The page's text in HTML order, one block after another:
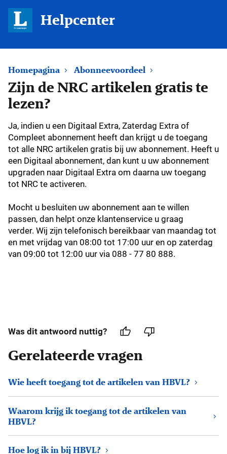
Helpcenter
Homepagina Abonneevoordeel
Zijn de NRC artikelen gratis te
lezen?
Ja, indien u een Digitaal Extra, Zaterdag Extra of
Compleet abonnement heeft dan krijgt u de toegang
tot alle NRC artikelen gratis bij uw abonnement. Heeft u
een Digitaal abonnement, dan kunt u uw abonnement
upgraden naar Digitaal Extra om daarna uw toegang
tot NRC te activeren.
Mocht u besluiten uw abonnement aan te willen
passen, dan helpt onze klantenservice u graag
verder. Wij zijn telefonisch bereikbaar van maandag tot
en met vrijdag van 08:00 tot 17:00 uur en op zaterdag
van 09:00 tot 12:00 uur via 088 - 77 80 888.
Was dit antwoord nuttig?
Gerelateerde vragen
Wie heeft toegang tot de artikelen van HBVL?
Waarom krijg ik toegang tot de artikelen van
HBVL?
Hoe log ik in bij HBVL?